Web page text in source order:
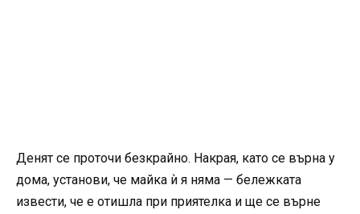
Денят се проточи безкрайно. Накрая, като се върна у
дома, установи, че майка ѝ я няма — бележката
извести, че е отишла при приятелка и ще се върне